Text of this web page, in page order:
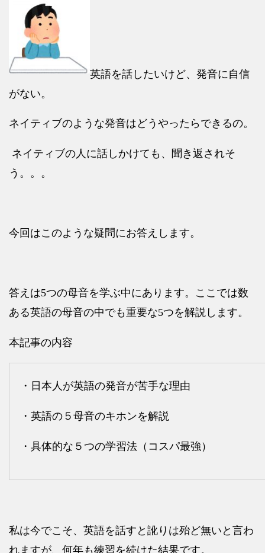
英語を話したいけど、発音に自信
がない。
ネイティブのような発音はどうやったらできるの。
ネイティブの人に話しかけても、聞き返されそ
う。。。
今回はこのような疑問にお答えします。
答えは5つの母音を学ぶ中にあります。ここでは数
ある英語の母音の中でも重要な5つを解説します。
本記事の内容
・日本人が英語の発音が苦手な理由
・英語の５母音のキホンを解説
・具体的な５つの学習法（コスパ最強）
私は今でこそ、英語を話すと訛りは殆ど無いと言わ
れますが、何年も練習を続けた結果です。